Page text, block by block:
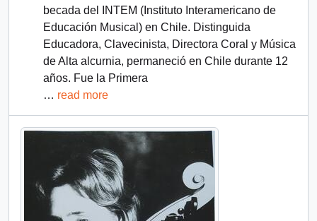
becada del INTEM (Instituto Interamericano de
Educación Musical) en Chile. Distinguida
Educadora, Clavecinista, Directora Coral y Música
de Alta alcurnia, permaneció en Chile durante 12
años. Fue la Primera
… read more